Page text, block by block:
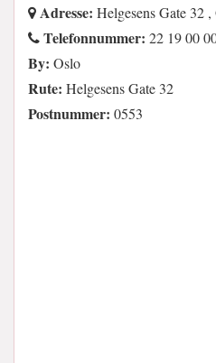
Adresse: Helgesens Gate 32
Telefonnummer: 22 19 00
By: Oslo
Rute: Helgesens Gate 32
Postnummer: 0553